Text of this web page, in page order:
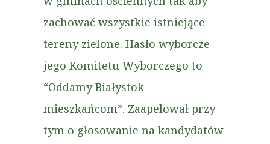
zachować wszystkie istniejące
tereny zielone. Hasło wyborcze
jego Komitetu Wyborczego to
“Oddamy Białystok
mieszkańcom”. Zaapelował przy
tym o głosowanie na kandydatów